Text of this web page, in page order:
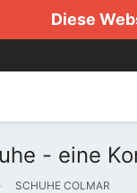
Diese
- eine
SCHUHE COLMAR